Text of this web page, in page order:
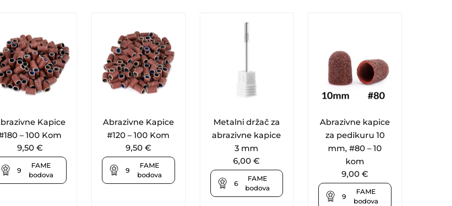
Kapice
– 100 Kom
9,50 €
9
FAME
bodova
Abrazivne Kapice
#120 – 100 Kom
9,50 €
9
FAME
bodova
Metalni držač za
abrazivne kapice
3 mm
6,00€
6
FAME
bodova
Abrazivne kapice
za pedikuru 10
mm, #80 – 10
kom
9,00€
9
FAME
bodova